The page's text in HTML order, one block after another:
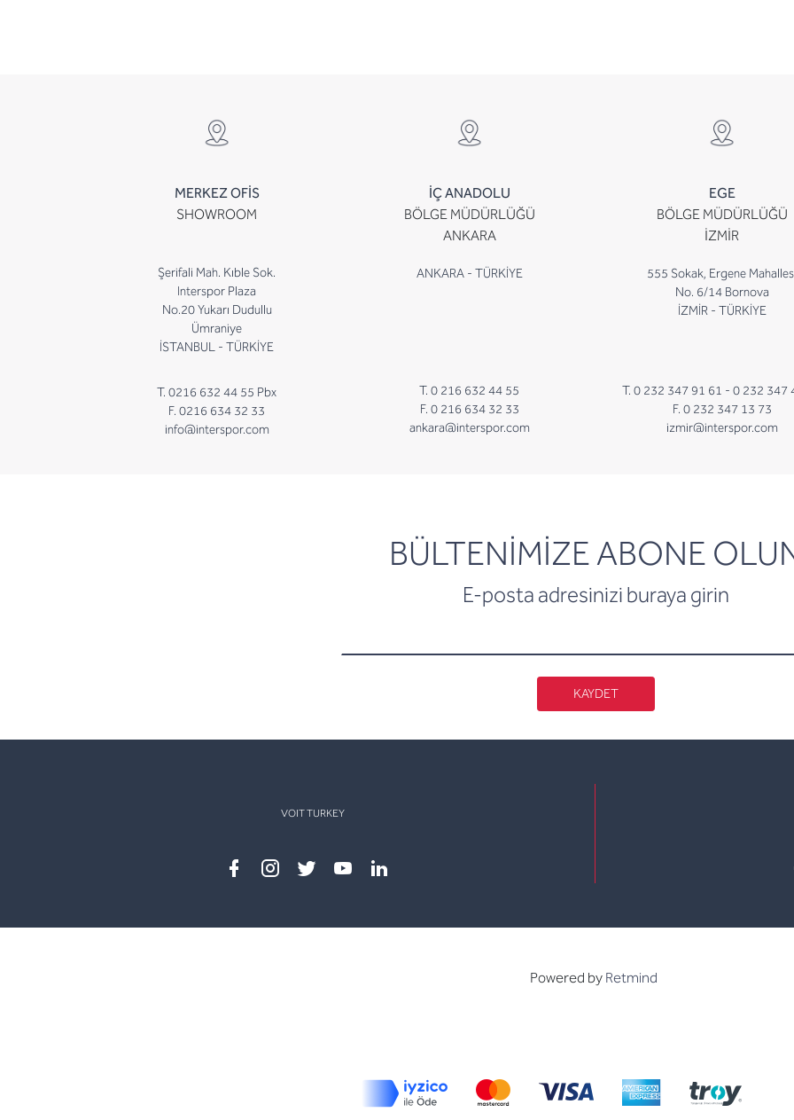
MERKEZ OFİS
SHOWROOM
Şerifali Mah. Kıble Sok.
Interspor Plaza
No.20 Yukarı Dudullu
Ümraniye
İSTANBUL - TÜRKİYE
T. 0216 632 44 55 Pbx
F. 0216 634 32 33
info@interspor.com
İÇ ANADOLU
BÖLGE MÜDÜRLÜĞÜ
ANKARA
ANKARA - TÜRKİYE
T. 0 216 632 44 55
F. 0 216 634 32 33
ankara@interspor.com
EGE
BÖLGE MÜDÜRLÜĞÜ
İZMİR
555 Sokak, Ergene
No. 6/14 Bornova
İZMİR - TÜRKİYE
T. 0 232 347 91 61 - 0 232 347
F. 0 232 347 13 73
izmir@interspor.com
BÜLTENİMİZE ABONE
E-posta adresinizi buraya girin
newsletter
KAYDET
VOIT TURKEY
Powered by Retmind